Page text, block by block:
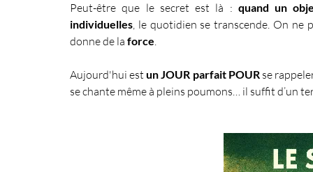
Peut-être que le secret est là : quand un
individuelles, le quotidien se transcende. On ne
donne de la force.
Aujourd'hui est un JOUR parfait POUR se
se chante même à pleins poumons… il suffit d’un